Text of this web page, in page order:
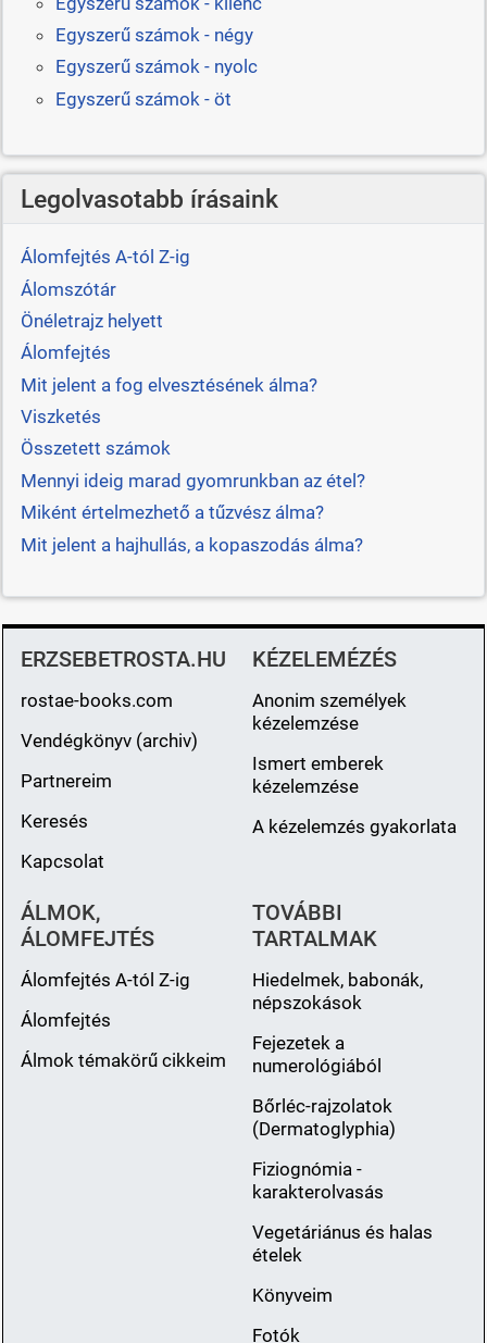
Egyszerű számok - négy
Egyszerű számok - nyolc
Egyszerű számok - öt
Legolvasotabb írásaink
Álomfejtés A-tól Z-ig
Álomszótár
Önéletrajz helyett
Álomfejtés
Mit jelent a fog elvesztésének álma?
Viszketés
Összetett számok
Mennyi ideig marad gyomrunkban az étel?
Miként értelmezhető a tűzvész álma?
Mit jelent a hajhullás, a kopaszodás álma?
ERZSEBETROSTA.HU
rostae-books.com
Vendégkönyv (archiv)
Partnereim
Keresés
Kapcsolat
KÉZELEMÉZÉS
Anonim személyek
kézelemzése
Ismert emberek
kézelemzése
A kézelemzés gyakorlata
ÁLMOK,
ÁLOMFEJTÉS
Álomfejtés A-tól Z-ig
Álomfejtés
Álmok témakörű cikkeim
TOVÁBBI
TARTALMAK
Hiedelmek, babonák,
népszokások
Fejezetek a
numerológiából
Bőrléc-rajzolatok
(Dermatoglyphia)
Fiziognómia -
karakterolvasás
Vegetáriánus és halas
ételek
Könyveim
Fotók